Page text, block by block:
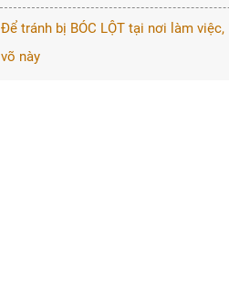
Để tránh bị BÓC LỘT tại nơi làm
võ này